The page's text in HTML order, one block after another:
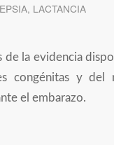
, LACTANCIA
de la evidencia
congénitas y
el embarazo.